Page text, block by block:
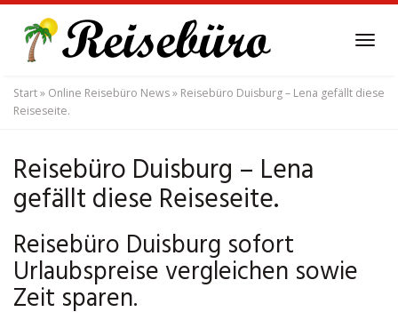
main
content
Start» Online Reisebüro News» Reisebüro Duisburg – Lena gefällt diese
Reiseseite.
Reisebüro Duisburg – Lena
gefällt diese Reiseseite.
Reisebüro Duisburg sofort
Urlaubspreise vergleichen sowie
Zeit sparen.